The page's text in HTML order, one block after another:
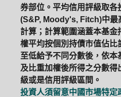
券部位。平均信用評級取各
(S&P, Moody's, Fitch)中最
計算；計算範圍涵蓋本基金
權平均按個別持債市值佔比
至低給予不同分數後，依
及比重加權後所得之分數
級或是信用評級區間。
投資人須留意中國市場特定